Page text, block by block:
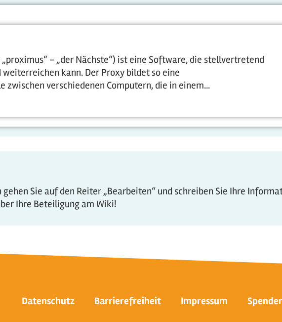
- „der Nächste“) ist eine Software, die stellvertretend
kann. Der Proxy bildet so eine
verschiedenen Computern, die in einem...
gehen Sie auf den Reiter „Bearbeiten“ und schreiben Sie Ihre
Ihre Beteiligung am Wiki!
Datenschutz Barrierefreiheit Impressum